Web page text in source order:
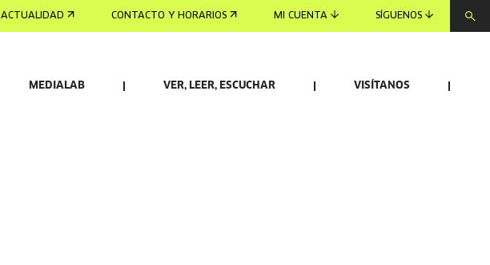
ACTUALIDAD CONTACTO Y HORARIOS MI CUENTA SÍGUENOS
MEDIALAB VER, LEER, ESCUCHAR VISÍTANOS